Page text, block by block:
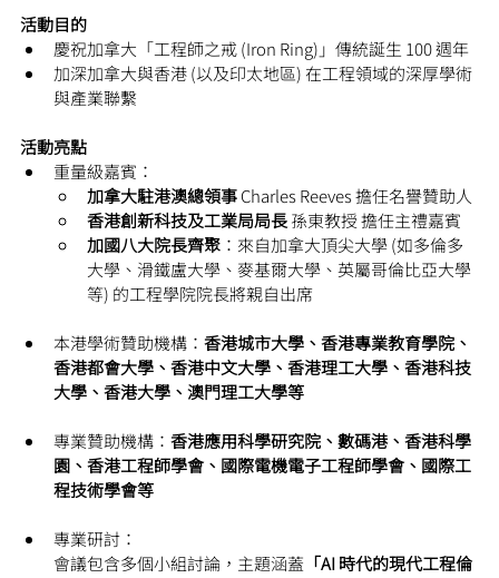
活動目的
慶祝加拿大「工程師之戒 (Iron Ring)」傳統誕生 100 週年
加深加拿大與香港 (以及印太地區) 在工程領域的深厚學術
與產業聯繫
活動亮點
重量級嘉賓：
加拿大駐港澳總領事 Charles Reeves 擔任名譽贊助人
香港創新科技及工業局局長 孫東教授 擔任主禮嘉賓
加國八大院長齊聚 ：來自加拿大頂尖大學 (如多倫多
大學、滑鐵盧大學、麥基爾大學、英屬哥倫比亞大學
等) 的工程學院院長將親自出席
本港學術贊助機構：香港城市大學、香港專業教育學院、
香港都會大學、香港中文大學、香港理工大學、香港科技
大學、香港大學、澳門理工大學等
專業贊助機構：香港應用科學研究院、數碼港、香港科學
園、香港工程師學會、國際電機電子工程師學會、國際工
程技術學會等
專業研討：
會議包含多個小組討論，主題涵蓋 「AI 時代的現代工程倫